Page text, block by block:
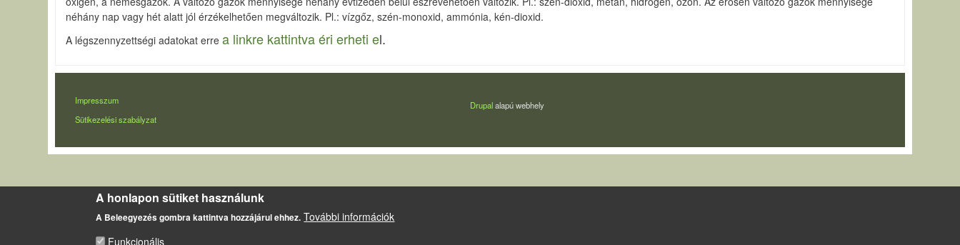
néhány nap vagy hét alatt jól érzékelhetően megváltozik. Pl.: vízgőz, szén-monoxid, ammónia, kén-dioxid.
A légszennyzettségi adatokat errea linkre kattintva éri erheti el.
LÁBLÉC
Impresszum
Sütikezelési szabályzat
Drupalalapú webhely
A honlapon sütiket használunk
A Beleegyezés gombra kattintva hozzájárul ehhez. További információk
Funkcionális